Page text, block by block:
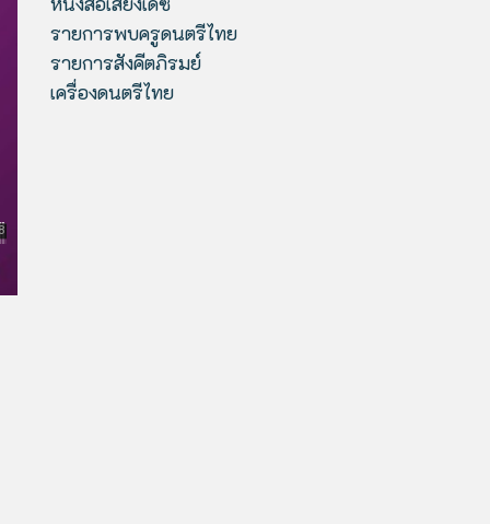
รายการพบครูดนตรีไทย
รายการสังคีตภิรมย์
เครื่องดนตรีไทย